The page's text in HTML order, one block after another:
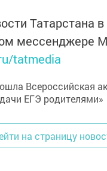
Татарстана в
мессенджере
tatmedia
на страницу